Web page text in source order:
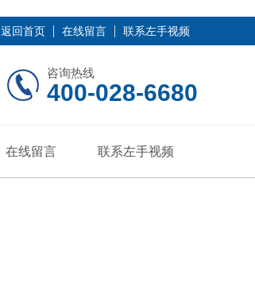
返回首页 在线留言 联系左手视频
咨询热线
400-028-6680
在线留言 联系左手视频